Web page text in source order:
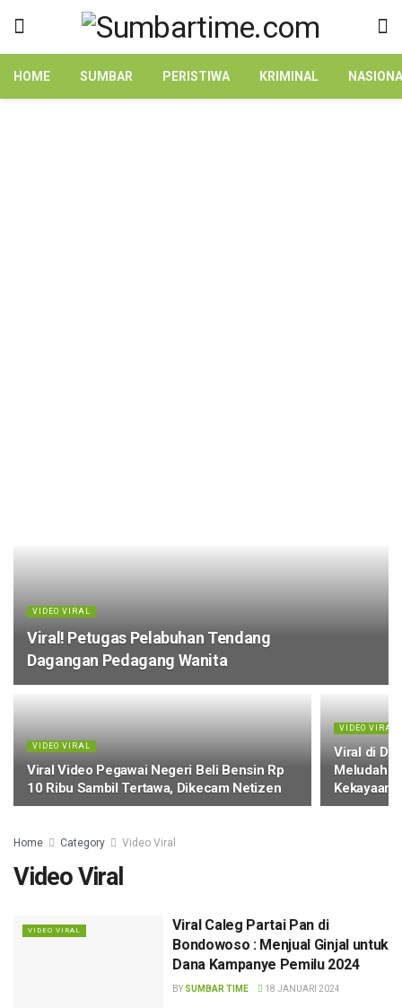
HOME SUMBAR PERISTIWA KRIMINAL
VIDEO VIRAL
Viral! Petugas Pelabuhan Tendang
Dagangan Pedagang Wanita
VIDEO VIRAL
Viral Video Pegawai Negeri Beli Bensin Rp
10 Ribu Sambil Tertawa, Dikecam Netizen
VIDEO VIRAL
Viral di
Meludah
Kekayaan
Home Category Video Viral
Video Viral
VIDEO VIRAL
Viral Caleg Partai Pan di
Bondowoso : Menjual Ginjal untuk
Dana Kampanye Pemilu 2024
BY SUMBAR TIME 18 JANUARI 2024